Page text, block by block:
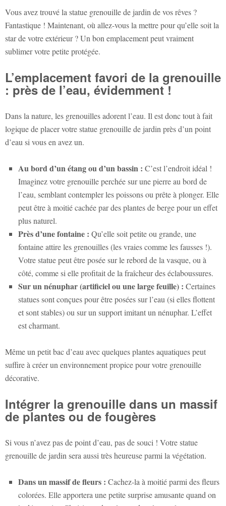
Vous avez trouvé la statue grenouille de jardin de vos rêves ?
Fantastique ! Maintenant, où allez-vous la mettre pour qu’elle soit la
star de votre extérieur ? Un bon emplacement peut vraiment
sublimer votre petite protégée.
L’emplacement favori de la grenouille
: près de l’eau, évidemment !
Dans la nature, les grenouilles adorent l’eau. Il est donc tout à fait
logique de placer votrestatue grenouille de jardin près d’un point
d’eau si vous en avez un.
Au bord d’un étang ou d’un bassin : C’est l’endroit idéal !
Imaginez votre grenouille perchée sur une pierre au bord de
l’eau, semblant contempler les poissons ou prête à plonger. Elle
peut être à moitié cachée par des plantes de berge pour un effet
plus naturel.
Près d’une fontaine : Qu’elle soit petite ou grande, une
fontaine attire les grenouilles (les vraies comme les fausses !).
Votre statue peut être posée sur le rebord de la vasque, ou à
côté, comme si elle profitait de la fraîcheur des éclaboussures.
Sur un nénuphar (artificiel ou une large feuille) : Certaines
statues sont conçues pour être posées sur l’eau (si elles flottent
et sont stables) ou sur un support imitant un nénuphar. L’effet
est charmant.
Même un petit bac d’eau avec quelques plantes aquatiques peut
suffire à créer un environnement propice pour votre grenouille
décorative.
Intégrer la grenouille dans un massif
de plantes ou de fougères
Si vous n’avez pas de point d’eau, pas de souci ! Votrestatue
grenouille de jardin sera aussi très heureuse parmi la végétation.
Dans un massif de fleurs : Cachez-la à moitié parmi des fleurs
colorées. Elle apportera une petite surprise amusante quand on